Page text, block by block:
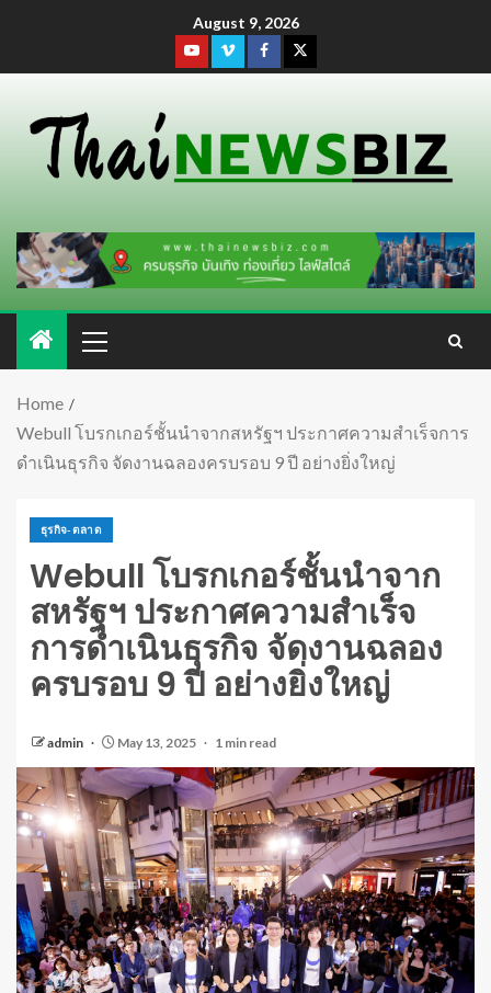
August 9, 2026
Home
Webull โบรกเกอร์ชั้นนำจากสหรัฐฯ ประกาศความสำเร็จการ
ดำเนินธุรกิจ จัดงานฉลองครบรอบ 9 ปี อย่างยิ่งใหญ่
ธุรกิจ-ตลาด
Webull โบรกเกอร์ชั้นนำจาก
สหรัฐฯ ประกาศความสำเร็จ
การดำเนินธุรกิจ จัดงานฉลอง
ครบรอบ 9 ปี อย่างยิ่งใหญ่
admin May 13, 2025 1 min read